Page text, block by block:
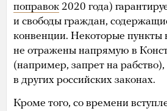
поправок 2020 года)
и свободы граждан,
конвенции. Некоторые пункты
не отражены напрямую в
(например, запрет на
в других российских законах.
Кроме того, со времени